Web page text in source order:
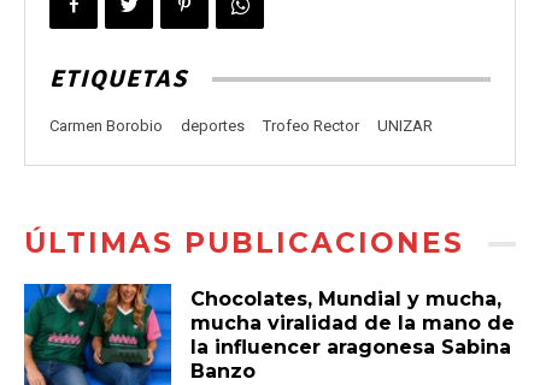
ETIQUETAS
Carmen Borobio deportes Trofeo Rector UNIZAR
ÚLTIMAS PUBLICACIONES
Chocolates, Mundial y mucha,
mucha viralidad de la mano de
la influencer aragonesa Sabina
Banzo